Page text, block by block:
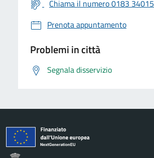
Chiama il numero 0183 34015
Prenota appuntamento
Problemi in città
Segnala disservizio